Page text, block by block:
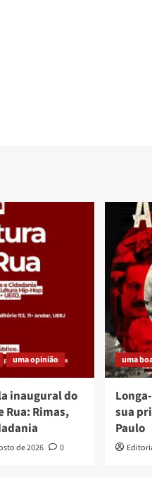
uma opinião
inaugural do
Rua: Rimas,
de 2026 0
uma
sua
Paulo